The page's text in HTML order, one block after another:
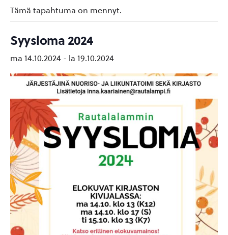
Tämä tapahtuma on mennyt.
Syysloma 2024
ma 14.10.2024 - la 19.10.2024